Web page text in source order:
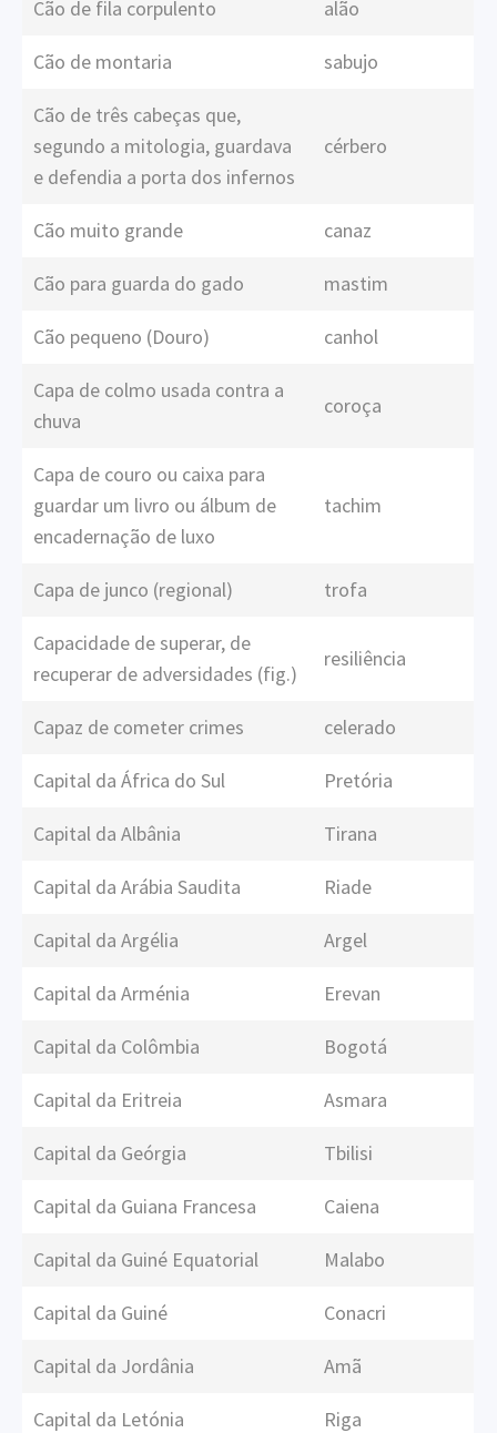
Cão de fila corpulento alão
Cão de montaria sabujo
Cão de três cabeças que,
segundo a mitologia, guardava
e defendia a porta dos infernos
cérbero
Cão muito grande canaz
Cão para guarda do gado mastim
Cão pequeno (Douro) canhol
Capa de colmo usada contra a
chuva
coroça
Capa de couro ou caixa para
guardar um livro ou álbum de
encadernação de luxo
tachim
Capa de junco (regional) trofa
Capacidade de superar, de
recuperar de adversidades (fig.)
resiliência
Capaz de cometer crimes celerado
Capital da África do Sul Pretória
Capital da Albânia Tirana
Capital da Arábia Saudita Riade
Capital da Argélia Argel
Capital da Arménia Erevan
Capital da Colômbia Bogotá
Capital da Eritreia Asmara
Capital da Geórgia Tbilisi
Capital da Guiana Francesa Caiena
Capital da Guiné Equatorial Malabo
Capital da Guiné Conacri
Capital da Jordânia Amã
Capital da Letónia Riga